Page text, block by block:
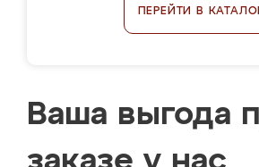
ПЕРЕЙТИ В
Ваша выгода